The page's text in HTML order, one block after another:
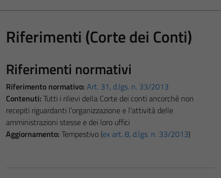
Riferimenti (Corte dei Conti)
Riferimenti normativi
Riferimento normativo: Art. 31, d.lgs. n. 33/2013
Contenuti: Tutti i rilievi della Corte dei conti ancorchè non
recepiti riguardanti l’organizzazione e l’attività delle
amministrazioni stesse e dei loro uffici
Aggiornamento: Tempestivo (ex art. 8, d.lgs. n. 33/2013)